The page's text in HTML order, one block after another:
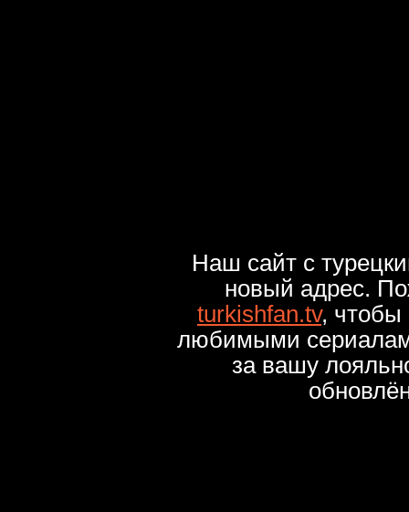
Наш сайт с
новый адрес.
turkishfan.tv, чтобы
любимыми
за вашу